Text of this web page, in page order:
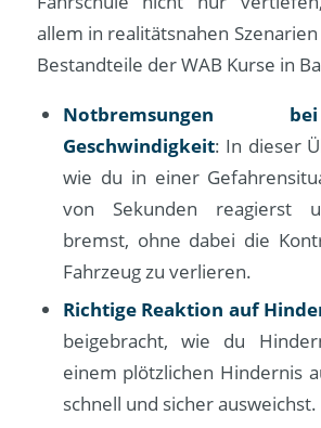
allem in realitätsnahen
Bestandteile der WAB Kurse in
Notbremsungen
Geschwindigkeit: In dieser
wie du in einer
von Sekunden reagierst
bremst, ohne dabei die
Fahrzeug zu verlieren.
Richtige Reaktion auf
beigebracht, wie du
einem plötzlichen Hindernis
schnell und sicher ausweichst.